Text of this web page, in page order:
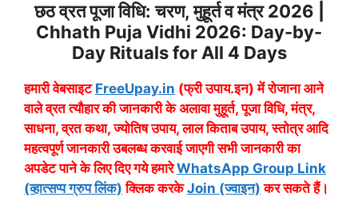
छठ व्रत पूजा विधि: चरण, मुहूर्त व मंत्र 2026 |
Chhath Puja Vidhi 2026: Day-by-
Day Rituals for All 4 Days
हमारी वेबसाइट FreeUpay.in (फ्री उपाय.इन) में रोजाना आने
वाले व्रत त्यौहार की जानकारी के अलावा मुहूर्त, पूजा विधि, मंत्र,
साधना, व्रत कथा, ज्योतिष उपाय, लाल किताब उपाय, स्तोत्र आदि
महत्वपूर्ण जानकारी उबलब्ध करवाई जाएगी सभी जानकारी का
अपडेट पाने के लिए दिए गये हमारेWhatsApp Group Link
(व्हात्सप्प ग्रुप लिंक) क्लिक करकेJoin (ज्वाइन) कर सकते हैं।